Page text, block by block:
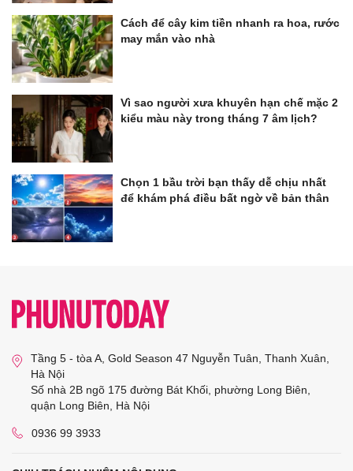
Cách để cây kim tiền nhanh ra hoa, rước
may mắn vào nhà
Vì sao người xưa khuyên hạn chế mặc 2
kiểu màu này trong tháng 7 âm lịch?
Chọn 1 bầu trời bạn thấy dễ chịu nhất
để khám phá điều bất ngờ về bản thân
Tầng 5 - tòa A, Gold Season 47 Nguyễn Tuân, Thanh Xuân,
Hà Nội
Số nhà 2B ngõ 175 đường Bát Khối, phường Long Biên,
quận Long Biên, Hà Nội
0936 99 3933